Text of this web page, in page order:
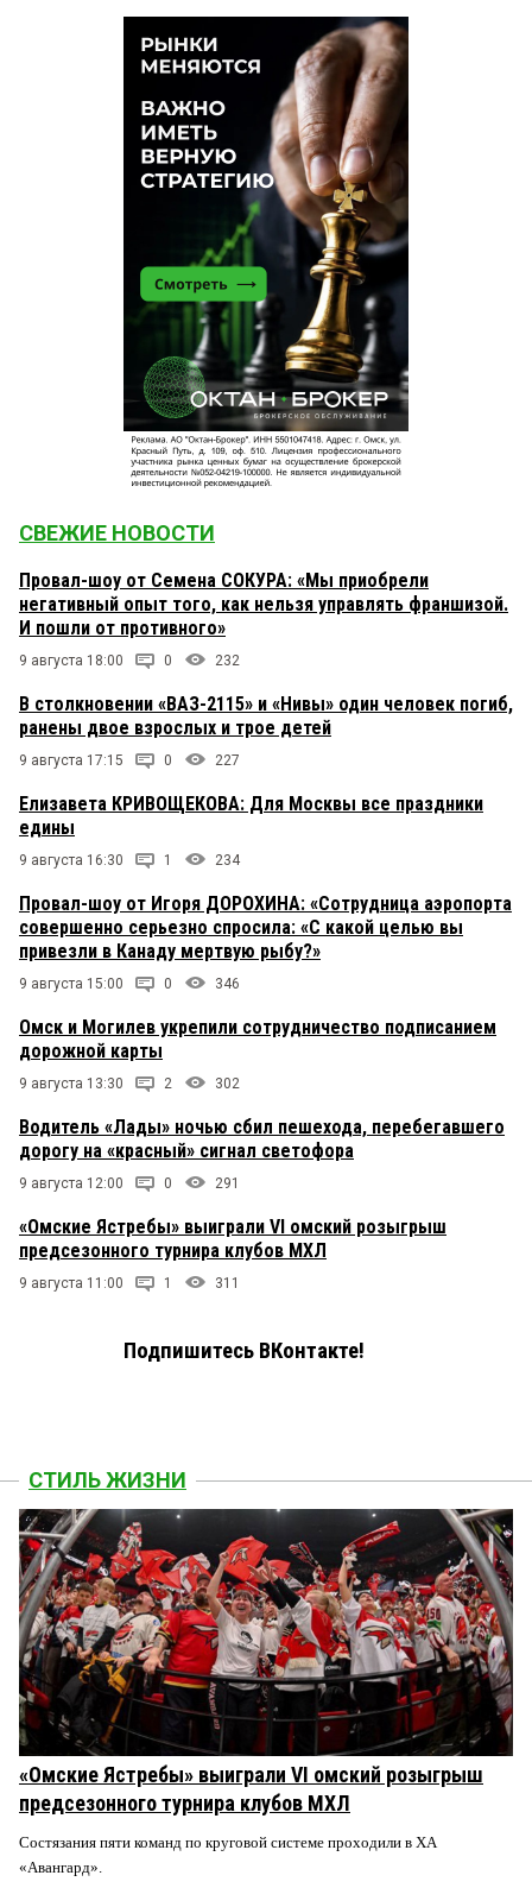
СВЕЖИЕ НОВОСТИ
Провал-шоу от Семена СОКУРА: «Мы приобрели
негативный опыт того, как нельзя управлять франшизой.
И пошли от противного»
9 августа 18:00 0 232
В столкновении «ВАЗ-2115» и «Нивы» один человек погиб,
ранены двое взрослых и трое детей
9 августа 17:15 0 227
Елизавета КРИВОЩЕКОВА: Для Москвы все праздники
едины
9 августа 16:30 1 234
Провал-шоу от Игоря ДОРОХИНА: «Сотрудница аэропорта
совершенно серьезно спросила: «С какой целью вы
привезли в Канаду мертвую рыбу?»
9 августа 15:00 0 346
Омск и Могилев укрепили сотрудничество подписанием
дорожной карты
9 августа 13:30 2 302
Водитель «Лады» ночью сбил пешехода, перебегавшего
дорогу на «красный» сигнал светофора
9 августа 12:00 0 291
«Омские Ястребы» выиграли VI омский розыгрыш
предсезонного турнира клубов МХЛ
9 августа 11:00 1 311
Подпишитесь ВКонтакте!
СТИЛЬ ЖИЗНИ
«Омские Ястребы» выиграли VI омский розыгрыш
предсезонного турнира клубов МХЛ
Состязания пяти команд по круговой системе проходили в ХА
«Авангард».